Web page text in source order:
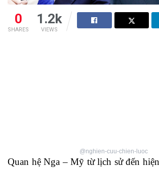
0
SHARES
1.2k
VIEWS
@nghien-cuu-chien-luoc
Quan hệ Nga – Mỹ từ lịch sử đến